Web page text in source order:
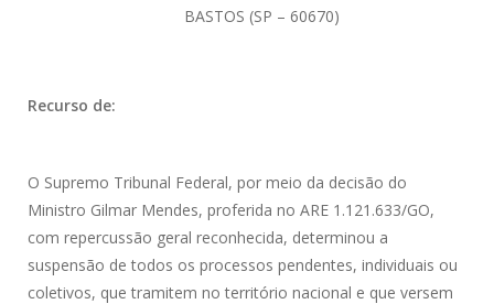
BASTOS (SP – 60670)
Recurso de:
O Supremo Tribunal Federal, por meio da decisão do
Ministro Gilmar Mendes, proferida no ARE 1.121.633/GO,
com repercussão geral reconhecida, determinou a
suspensão de todos os processos pendentes, individuais ou
coletivos, que tramitem no território nacional e que versem